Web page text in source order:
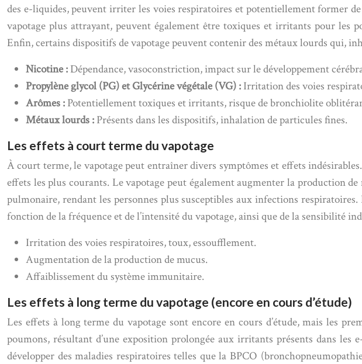
des e-liquides, peuvent irriter les voies respiratoires et potentiellement former
vapotage plus attrayant, peuvent également être toxiques et irritants pour les
Enfin, certains dispositifs de vapotage peuvent contenir des métaux lourds qui,
Nicotine : Dépendance, vasoconstriction, impact sur le développement
Propylène glycol (PG) et Glycérine végétale (VG) : Irritation des voies
Arômes : Potentiellement toxiques et irritants, risque de bronchiolite
Métaux lourds : Présents dans les dispositifs, inhalation de particules fines.
Les effets à court terme du vapotage
À court terme, le vapotage peut entraîner divers symptômes et effets
effets les plus courants. Le vapotage peut également augmenter la production
pulmonaire, rendant les personnes plus susceptibles aux infections
fonction de la fréquence et de l’intensité du vapotage, ainsi que de la sensibilité
Irritation des voies respiratoires, toux, essoufflement.
Augmentation de la production de mucus.
Affaiblissement du système immunitaire.
Les effets à long terme du vapotage (encore en cours d’étude)
Les effets à long terme du vapotage sont encore en cours d’étude, mais les
poumons, résultant d’une exposition prolongée aux irritants présents dans
développer des maladies respiratoires telles que la BPCO